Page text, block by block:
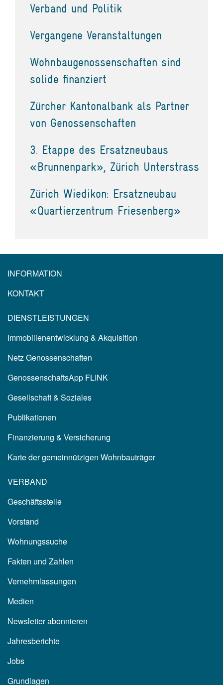
Verband und Politik
Vergangene Veranstaltungen
Wohnbaugenossenschaften sind
solide finanziert
Zürcher Kantonalbank als Partner
von Genossenschaften
3. Etappe des Ersatzneubaus
«Brunnenpark», Zürich Unterstrass
Zürich Wiedikon: Ersatzneubau
«Quartierzentrum Friesenberg»
INFORMATION
KONTAKT
DIENSTLEISTUNGEN
Immobilienentwicklung & Akquisition
Netz Genossenschaften
GenossenschaftsApp FLINK
Gesellschaft & Soziales
Publikationen
Finanzierung & Versicherung
Karte der gemeinnützigen Wohnbauträger
VERBAND
Geschäftsstelle
Vorstand
Wohnungssuche
Fakten und Zahlen
Vernehmlassungen
Medien
Newsletter abonnieren
Jahresberichte
Jobs
Grundlagen